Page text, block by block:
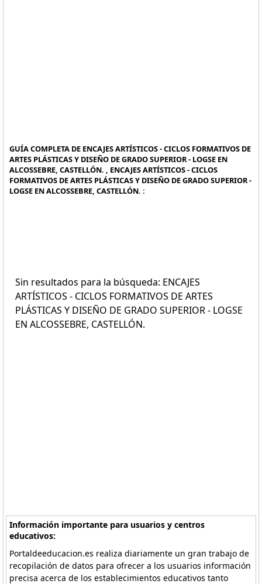
GUÍA COMPLETA DE ENCAJES ARTÍSTICOS - CICLOS FORMATIVOS DE
ARTES PLÁSTICAS Y DISEÑO DE GRADO SUPERIOR - LOGSE EN
ALCOSSEBRE, CASTELLÓN. , ENCAJES ARTÍSTICOS - CICLOS
FORMATIVOS DE ARTES PLÁSTICAS Y DISEÑO DE GRADO SUPERIOR -
LOGSE EN ALCOSSEBRE, CASTELLÓN. :
Sin resultados para la búsqueda: ENCAJES
ARTÍSTICOS - CICLOS FORMATIVOS DE ARTES
PLÁSTICAS Y DISEÑO DE GRADO SUPERIOR - LOGSE
EN ALCOSSEBRE, CASTELLÓN.
Información importante para usuarios y centros
educativos:
Portaldeeducacion.es realiza diariamente un gran trabajo de
recopilación de datos para ofrecer a los usuarios información
precisa acerca de los establecimientos educativos tanto